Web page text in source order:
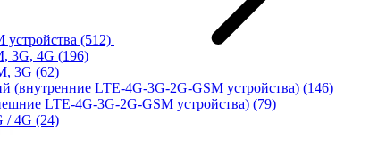
(512)
3G, 4G (196)
3G (62)
(внутренние LTE-4G-3G-2G-GSM устройства) (146)
LTE-4G-3G-2G-GSM устройства) (79)
/ 4G (24)